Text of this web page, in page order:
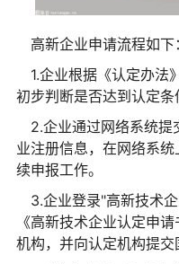
高新企业申请流程如下：
1.企业根据《认定办法
初步判断是否达到认定条
2.企业通过网络系统
业注册信息，在网络系
续申报工作。
3.企业登录"高新技术
《高新技术企业认定申
机构，并向认定机构提交